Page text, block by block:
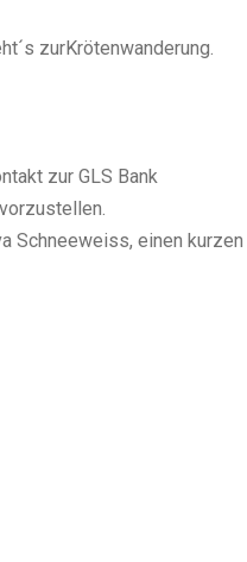
zurKrötenwanderung.
zur GLS Bank
Schneeweiss, einen kurzen